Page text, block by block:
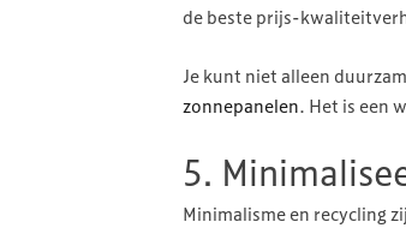
de beste prijs-
Je kunt niet alleen
zonnepanelen. Het is een
5.
Minimalisme en recycling